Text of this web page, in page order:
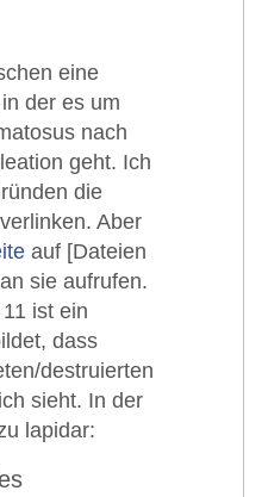
eine
der es um
nach
geht. Ich
die
Aber
auf [Dateien
sie aufrufen.
ist ein
dass
destruierten
sieht. In der
lapidar: